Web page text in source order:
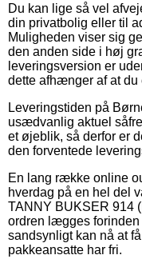
Du kan lige så vel
din privatbolig eller til
Muligheden viser sig
den anden side i høj
leveringsversion er
dette afhænger af at
Leveringstiden på
usædvanlig aktuel
et øjeblik, så derfor er
den forventede
En lang række online
hverdag på en hel del
TANNY BUKSER 914
ordren lægges forinden
sandsynligt kan nå at
pakkeansatte har fri.